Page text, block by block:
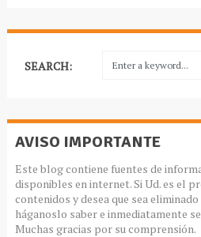
SEARCH:
AVISO IMPORTANTE
Este blog contiene fuentes de
disponibles en internet. Si Ud. es el
contenidos y desea que sea
háganoslo saber e inmediatamente
Muchas gracias por su comprensión.